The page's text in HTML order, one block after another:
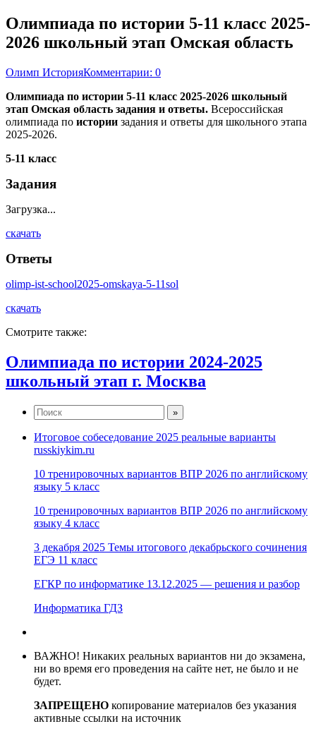
Олимпиада по истории 5-11 класс 2025-
2026 школьный этап Омская область
Олимп ИсторияКомментарии: 0
Олимпиада по истории 5-11 класс 2025-2026 школьный
этап Омская область задания и ответы. Всероссийская
олимпиада по истории задания и ответы для школьного этапа
2025-2026.
5-11 класс
Задания
Загрузка...
скачать
Ответы
olimp-ist-school2025-omskaya-5-11sol
скачать
Смотрите также:
Олимпиада по истории 2024-2025
школьный этап г. Москва
Итоговое собеседование 2025 реальные варианты
russkiykim.ru
10 тренировочных вариантов ВПР 2026 по английскому
языку 5 класс
10 тренировочных вариантов ВПР 2026 по английскому
языку 4 класс
3 декабря 2025 Темы итогового декабрьского сочинения
ЕГЭ 11 класс
ЕГКР по информатике 13.12.2025 — решения и разбор
Информатика ГДЗ
ВАЖНО! Никаких реальных вариантов ни до экзамена,
ни во время его проведения на сайте нет, не было и не
будет.
ЗАПРЕЩЕНО копирование материалов без указания
активные ссылки на источник